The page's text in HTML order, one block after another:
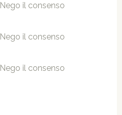
Nego il consenso
Nego il consenso
Nego il consenso